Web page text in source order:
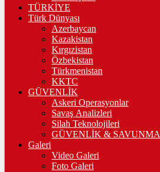
3.335,67%0,36
%-0,03
BİTCOİN
4782585฿%1.64124
LİTECOİN
%5.25507
ETHEREUM
%6.0715
TÜRKİYE
Türk Dünyası
Azerbaycan
Kazakistan
Kırgızistan
Özbekistan
Türkmenistan
KKTC
GÜVENLİK
Askeri Operasyonlar
Savaş Analizleri
Silah Teknolojileri
GÜVENLİK & SAVUNMA
Galeri
Video Galeri
Foto Galeri